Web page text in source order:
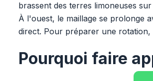
brassent des terres limoneuses
À l'ouest, le maillage se prolonge
direct. Pour préparer une
Pourquoi faire